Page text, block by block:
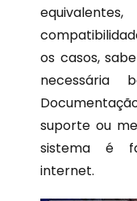
os casos,
necessária
suporte ou
sistema é
internet.